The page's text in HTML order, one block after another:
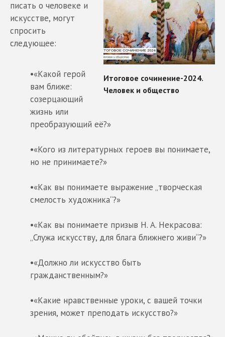
писать о человеке и
искусстве, могут
спросить
следующее:
•«Какой герой
вам ближе:
созерцающий
жизнь или
преобразующий её?»
•«Кого из литературных героев вы понимаете,
но не принимаете?»
•«Как вы понимаете выражение „творческая
смелость художника“?»
•«Как вы понимаете призыв Н. А. Некрасова:
„Служа искусству, для блага ближнего живи“?»
•«Должно ли искусство быть
гражданственным?»
•«Какие нравственные уроки, с вашей точки
зрения, может преподать искусство?»